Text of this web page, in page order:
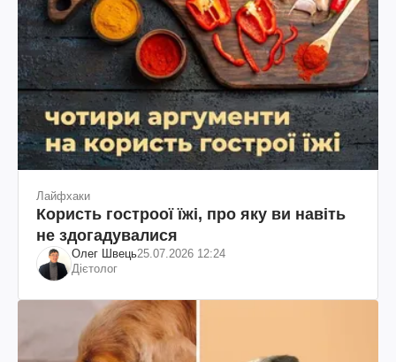
Лайфхаки
Користь гостроої їжі, про яку ви навіть
не здогадувалися
Олег Швець25.07.2026 12:24
Дієтолог